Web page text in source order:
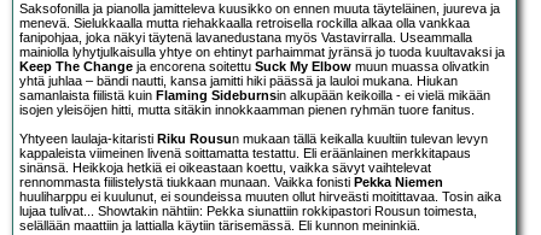
Saksofonilla ja pianolla jamitteleva kuusikko on ennen muuta täyteläinen, juureva ja
menevä. Sielukkaalla mutta riehakkaalla retroisella rockilla alkaa olla vankkaa
fanipohjaa, joka näkyi täytenä lavanedustana myös Vastavirralla. Useammalla
mainiolla lyhytjulkaisulla yhtye on ehtinyt parhaimmat jyränsä jo tuoda kuultavaksi ja
Keep The Change ja encorena soitettu Suck My Elbow muun muassa olivatkin
yhtä juhlaa – bändi nautti, kansa jamitti hiki päässä ja lauloi mukana. Hiukan
samanlaista fiilistä kuin Flaming Sideburnsin alkupään keikoilla - ei vielä mikään
isojen yleisöjen hitti, mutta sitäkin innokkaamman pienen ryhmän tuore fanitus.
Yhtyeen laulaja-kitaristi Riku Rousun mukaan tällä keikalla kuultiin tulevan levyn
kappaleista viimeinen livenä soittamatta testattu. Eli eräänlainen merkkitapaus
sinänsä. Heikkoja hetkiä ei oikeastaan koettu, vaikka sävyt vaihtelevat
rennommasta fiilistelystä tiukkaan munaan. Vaikka fonisti Pekka Niemen
huuliharppu ei kuulunut, ei soundeissa muuten ollut hirveästi moitittavaa. Tosin aika
lujaa tulivat... Showtakin nähtiin: Pekka siunattiin rokkipastori Rousun toimesta,
selällään maattiin ja lattialla käytiin tärisemässä. Eli kunnon meininkiä.